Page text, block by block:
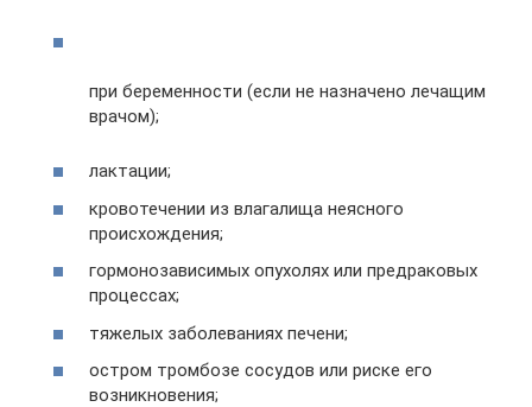
при беременности (если не назначено лечащим
врачом);
лактации;
кровотечении из влагалища неясного
происхождения;
гормонозависимых опухолях или предраковых
процессах;
тяжелых заболеваниях печени;
остром тромбозе сосудов или риске его
возникновения;